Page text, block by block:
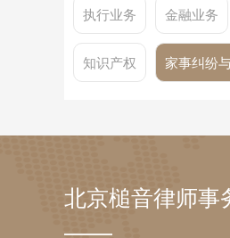
执行业务 金融业务
知识产权 家事纠纷
北京槌音律师事